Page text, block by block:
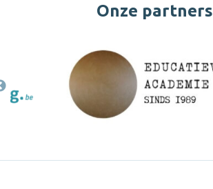
Onze partners